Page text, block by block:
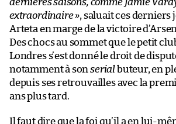
dernières saisons, comme Jamie
extraordinaire », saluait ces derniers
Arteta en marge de la victoire
Des chocs au sommet que le petit
Londres s’est donné le droit de
notamment à sonserialbuteur, en
depuis ses retrouvailles avec la
ans plus tard.
Il faut dire que la foi qu’il a en lui-